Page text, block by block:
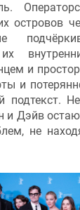
островов
и
и
подтекст.
и Дэйв
не